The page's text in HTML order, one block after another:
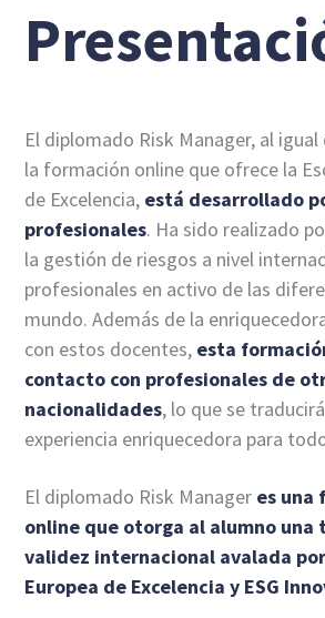
El diplomado Risk Manager, al
la formación online que ofrece la
de Excelencia, está desarrollado
profesionales. Ha sido realizado
la gestión de riesgos a nivel
profesionales en activo de las
mundo. Además de la
con estos docentes, esta
contacto con profesionales de
nacionalidades, lo que se
experiencia enriquecedora para
El diplomado Risk Manager es una
online que otorga al alumno
validez internacional avalada
Europea de Excelencia y ESG